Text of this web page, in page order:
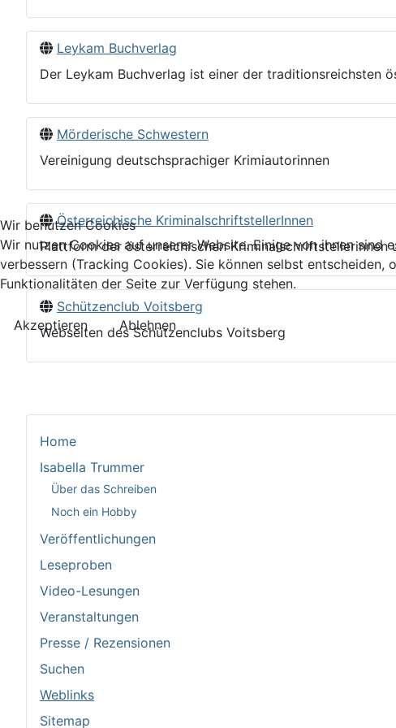
Home
Isabella Trummer
Über das Schreiben
Noch ein Hobby
Veröffentlichungen
Leseproben
Video-Lesungen
Veranstaltungen
Presse / Rezensionen
Suchen
Weblinks
Sitemap
Leykam Buchverlag
Der Leykam Buchverlag ist einer der traditionsreichsten
Mörderische Schwestern
Vereinigung deutschsprachiger Krimiautorinnen
Österreichische KriminalschriftstellerInnen
Plattform der österreichischen Kriminalschriftstellerinnen
Schützenclub Voitsberg
Webseiten des Schützenclubs Voitsberg
Wir benutzen Cookies
Wir nutzen Cookies auf unserer Website. Einige von ihnen
verbessern (Tracking Cookies). Sie können selbst
Funktionalitäten der Seite zur Verfügung stehen.
Akzeptieren Ablehnen